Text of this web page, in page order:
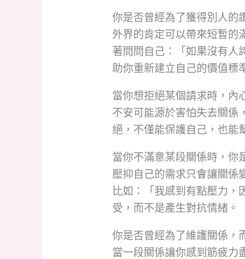
你是否曾經為了獲得別人的
外界的肯定可以帶來短暫的
著問問自己：「如果沒有人
助你重新建立自己的價值標
當你想拒絕某個請求時，內
不安可能源於害怕失去關係
絕，不僅能保護自己，也能
當你不滿意某段關係時，你
壓抑自己的需求只會讓關係
比如：「我感到有點壓力
受，而不是產生對抗情緒。
你是否曾經為了維護關係，
當一段關係讓你感到筋疲力